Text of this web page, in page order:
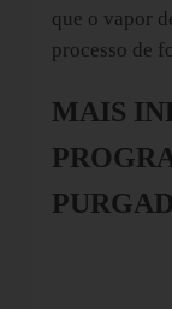
que o vapor
processo de
MAIS